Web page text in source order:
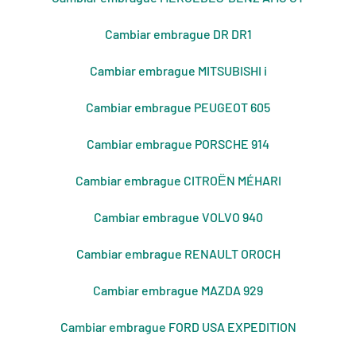
Cambiar embrague DR DR1
Cambiar embrague MITSUBISHI i
Cambiar embrague PEUGEOT 605
Cambiar embrague PORSCHE 914
Cambiar embrague CITROЁN MÉHARI
Cambiar embrague VOLVO 940
Cambiar embrague RENAULT OROCH
Cambiar embrague MAZDA 929
Cambiar embrague FORD USA EXPEDITION